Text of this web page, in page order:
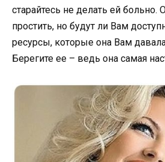
старайтесь не делать ей больно.
простить, но будут ли Вам
ресурсы, которые она Вам
Берегите ее – ведь она самая